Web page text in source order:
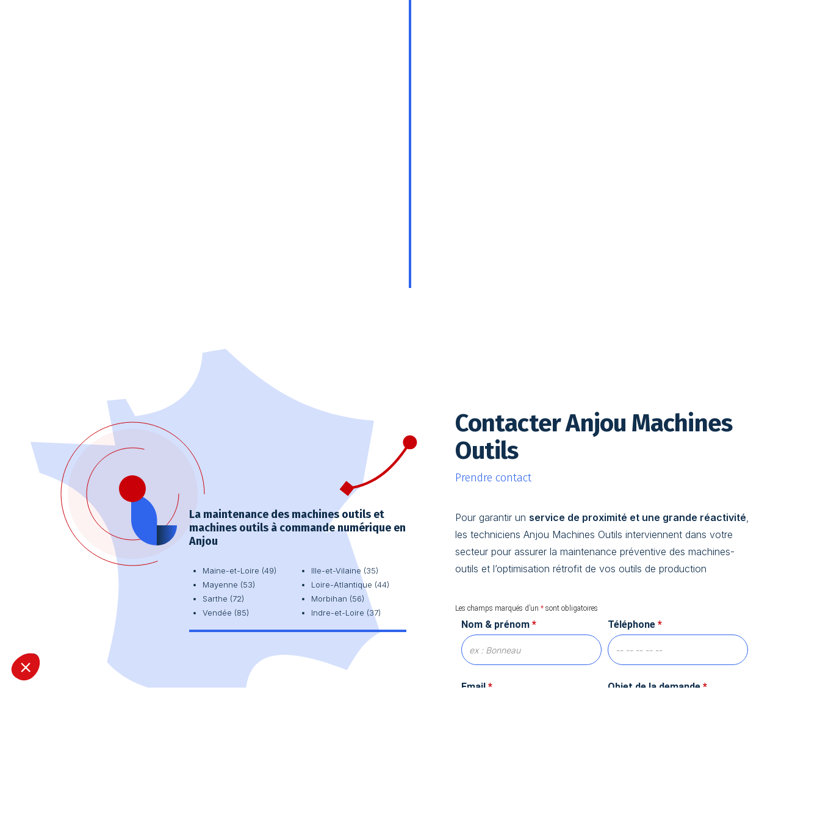
La maintenance des machines outils et
machines outils à commande numérique en
Anjou
Maine-et-Loire (49)
Mayenne (53)
Sarthe (72)
Vendée (85)
Ille-et-Vilaine (35)
Loire-Atlantique (44)
Morbihan (56)
Indre-et-Loire (37)
Contacter Anjou Machines
Outils
Prendre contact
Pour garantir un service de proximité et une grande réactivité,
les techniciens Anjou Machines Outils interviennent dans votre
secteur pour assurer la maintenance préventive des machines-
outils et l’optimisation rétrofit de vos outils de production
Les champs marqués d’un* sont obligatoires
Nom & prénom* Téléphone*
Email* Objet de la demande*